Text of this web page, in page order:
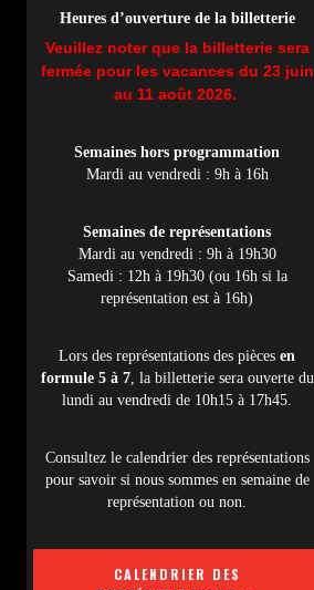
Heures d’ouverture de la billetterie
Veuillez noter que la billetterie sera
fermée pour les vacances du 23 juin
au 11 août 2026.
Semaines hors programmation
Mardi au vendredi : 9h à 16h
Semaines de représentations
Mardi au vendredi : 9h à 19h30
Samedi : 12h à 19h30 (ou 16h si la
représentation est à 16h)
Lors des représentations des pièces en
formule 5 à 7, la billetterie sera ouverte du
lundi au vendredi de 10h15 à 17h45.
Consultez le calendrier des représentations
pour savoir si nous sommes en semaine de
représentation ou non.
CALENDRIER DES